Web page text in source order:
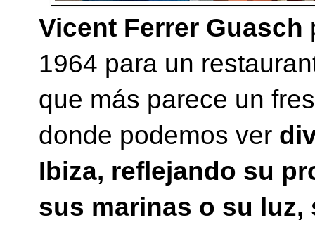
Vicent Ferrer Guasch
1964 para un
que más parece un
donde podemos ver
Ibiza, reflejando su
sus marinas o su